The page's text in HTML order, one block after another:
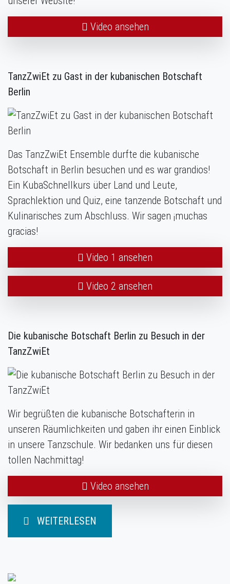
Video ansehen
TanzZwiEt zu Gast in der kubanischen Botschaft
Berlin
Das TanzZwiEt Ensemble durfte die kubanische
Botschaft in Berlin besuchen und es war grandios!
Ein KubaSchnellkurs über Land und Leute,
Sprachlektion und Quiz, eine tanzende Botschaft und
Kulinarisches zum Abschluss. Wir sagen ¡muchas
gracias!
Video 1 ansehen
Video 2 ansehen
Die kubanische Botschaft Berlin zu Besuch in der
TanzZwiEt
Wir begrüßten die kubanische Botschafterin in
unseren Räumlichkeiten und gaben ihr einen Einblick
in unsere Tanzschule. Wir bedanken uns für diesen
tollen Nachmittag!
Video ansehen
WEITERLESEN